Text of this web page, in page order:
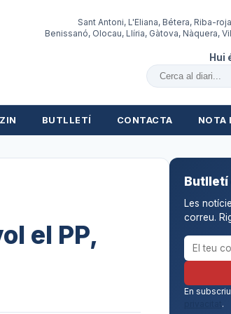
Sant Antoni, L'Eliana, Bétera, Riba-
Benissanó, Olocau, Llíria, Gàtova, Nàquera,
Hui
Cercar al diari
BUTLLETÍ CONTACTA NOTA
el PP,
Butlletí
Les
correu.
Correu
En
.